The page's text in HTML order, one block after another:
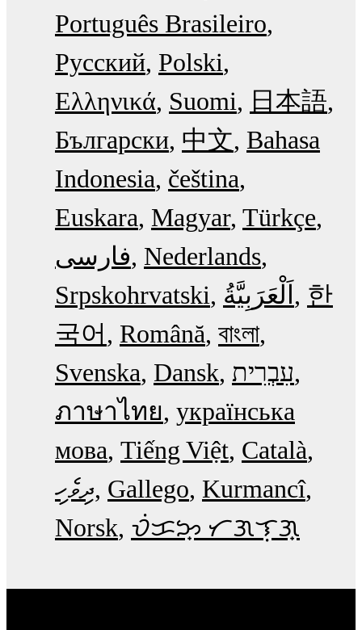
Português Brasileiro
Русский Polski
Ελληνικά Suomi
日本語
Български 中文 Bahasa
Indonesia čeština
Euskara Magyar Türkçe
فارسی Nederlands
Srpskohrvatski
한
국어
Română বাংলা
Svenska Dansk עִבְרִית
ภาษาไทย українська
мова Tiếng Việt Català
ދިވެހި Gallego Kurmancî
Norsk ᜏᜒᜃᜅ᜔ ᜆᜄᜎᜓᜄ᜔